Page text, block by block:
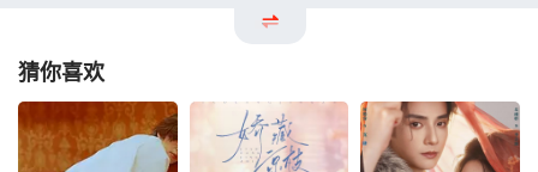
猜你喜欢